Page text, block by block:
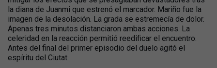
la diana de Juanmi que estrenó el marcador. Mariño fue la
imagen de la desolación. La grada se estremecía de dolor.
Apenas tres minutos distanciaron ambas acciones. La
celeridad en la reacción permitió reedificar el encuentro.
Antes del final del primer episodio del duelo agitó el
espíritu del Ciutat.